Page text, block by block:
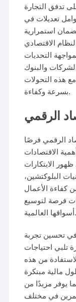
تدفق التجارة
تعديلات في
استمرارية
الاقتصادي
التحديات
والبنوك
هذه التحولات
بسرعة وكفاءة.
الرقمي
الرقمي فرصًا
الاقتصادات
الابتكارات
البلوكتشين،
كفاءة الأعمال
فرصة لتوسيع
أسواقها العالمية.
في تحسين تجربة
تلبي احتياجات
من هذه
مالية مبتكرة
يوفر مزيدًا من
في مختلف